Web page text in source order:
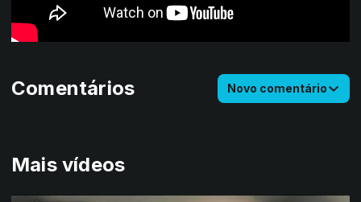
Mais vídeos
Comentários Novo comentário